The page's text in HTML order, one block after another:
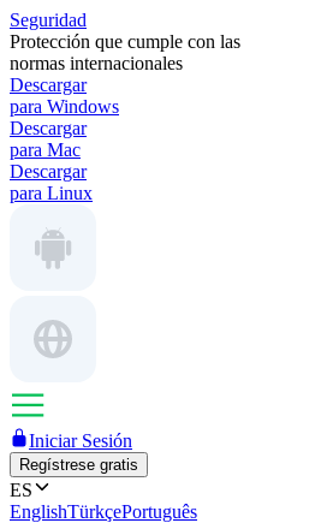
Seguridad
Protección que cumple con las
normas internacionales
Descargar
para Windows
Descargar
para Mac
Descargar
para Linux
Iniciar Sesión
Regístrese gratis
ES
EnglishTürkçePortuguês